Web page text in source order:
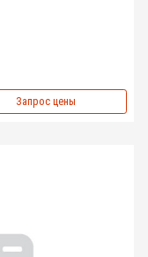
Запрос цены